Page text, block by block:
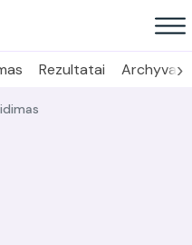
Rezultatai Archyvas
›